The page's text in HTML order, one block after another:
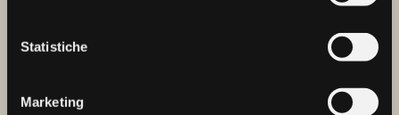
Statistiche
Marketing